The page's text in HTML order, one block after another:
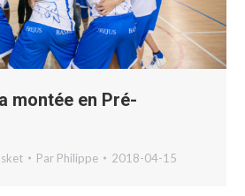
montée en Pré-
Par Philippe 2018-04-15